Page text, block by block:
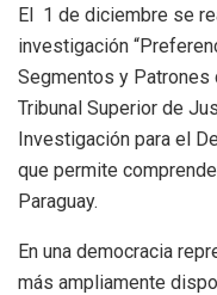
El 1 de diciembre se
investigación
Segmentos y Patrones
Tribunal Superior de
Investigación para el
que permite
Paraguay.
En una democracia
más ampliamente